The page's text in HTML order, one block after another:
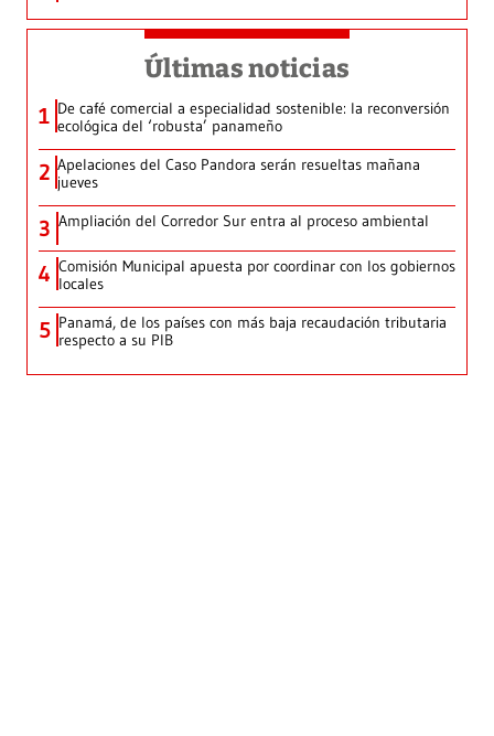
Últimas noticias
1 De café comercial a especialidad sostenible: la reconversión
ecológica del ‘robusta’ panameño
2 Apelaciones del Caso Pandora serán resueltas mañana
jueves
3 Ampliación del Corredor Sur entra al proceso ambiental
4 Comisión Municipal apuesta por coordinar con los gobiernos
locales
5 Panamá, de los países con más baja recaudación tributaria
respecto a su PIB